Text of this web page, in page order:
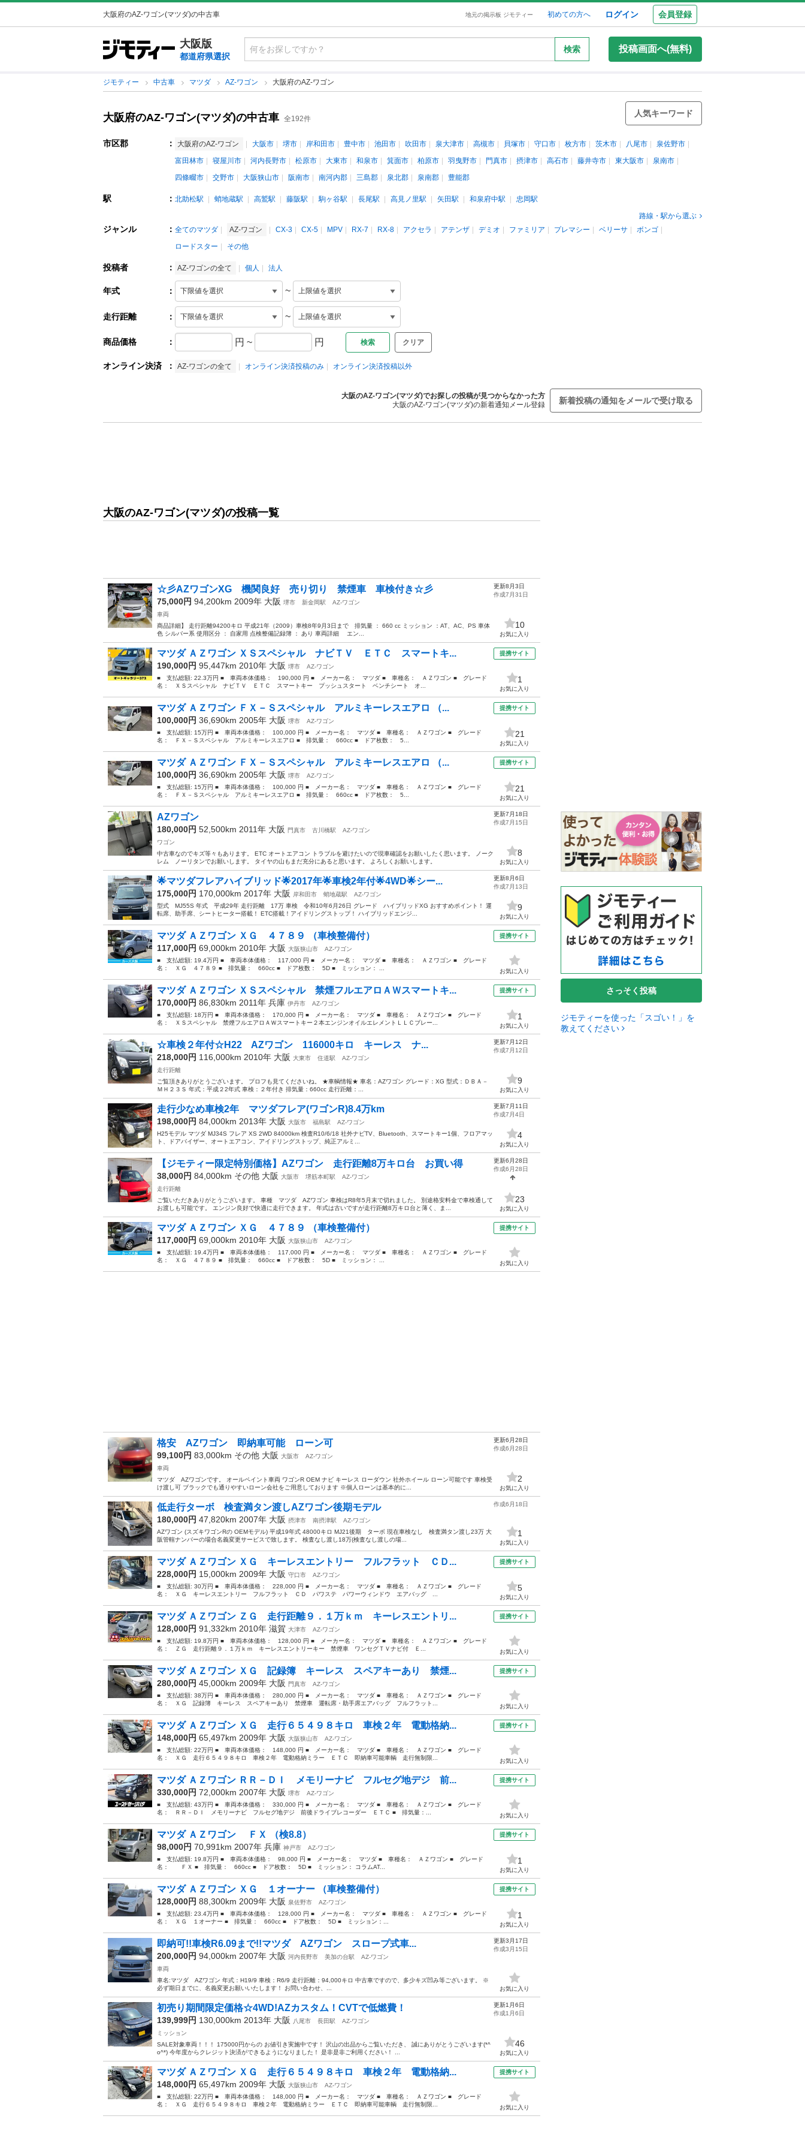
大阪府のAZ-ワゴン(マツダ)の中古車 地元の掲示板 ジモティー 初めての方へ ログイン 会員登録
大阪版
都道府県選択
検索 投稿画面へ(無料)
ジモティー 中古車 マツダ AZ-ワゴン 大阪府のAZ-ワゴン
大阪府のAZ-ワゴン(マツダ)の中古車 全192件
人気キーワード
市区郡 ： 大阪府のAZ-ワゴン 大阪市 堺市 岸和田市 豊中市 池田市 吹田市 泉大津市 高槻市 貝塚市 守口市 枚方市 茨木市 八尾市
泉佐野市
富田林市
寝屋川市 河内長野市 松原市 大東市 和泉市 箕面市 柏原市 羽曳野市 門真市 摂津市 高石市 藤井寺市 東大阪市
泉南市
四條畷市
交野市 大阪狭山市 阪南市 南河内郡 三島郡 泉北郡 泉南郡 豊能郡
駅 ： 北助松駅 蛸地蔵駅 高鷲駅 藤阪駅 駒ヶ谷駅 長尾駅 高見ノ里駅 矢田駅 和泉府中駅
忠岡駅
路線・駅から選ぶ
ジャンル ： 全てのマツダ AZ-ワゴン CX-3 CX-5 MPV RX-7 RX-8 アクセラ アテンザ デミオ ファミリア プレマシー ベリーサ
ボンゴ
ロードスター
その他
投稿者 ： AZ-ワゴンの全て 個人 法人
年式 ： ~
走行距離 ： ~
商品価格 ： 円 ~ 円 クリア
オンライン決済 ： AZ-ワゴンの全て オンライン決済投稿のみ オンライン決済投稿以外
大阪のAZ-ワゴン(マツダ)でお探しの投稿が見つからなかった方
大阪のAZ-ワゴン(マツダ)の新着通知メール登録
新着投稿の通知をメールで受け取る
大阪のAZ-ワゴン(マツダ)の投稿一覧
☆彡AZワゴンXG 機関良好 売り切り 禁煙車 車検付き☆彡
75,000円 94,200km 2009年 大阪 堺市 新金岡駅
AZ-ワゴン
車両
商品詳細】 走行距離94200キロ 平成21年（2009）車検8年9月3日まで 排気量 ： 660 cc ミッション ：AT、AC、PS 車体
色 シルバー系 使用区分 ： 自家用 点検整備記録簿 ： あり 車両詳細 エン...
更新8月3日
作成7月31日
10
お気に入り
マツダ ＡＺワゴン ＸＳスペシャル ナビＴＶ ＥＴＣ スマートキ...
190,000円 95,447km 2010年 大阪 堺市
AZ-ワゴン
■ 支払総額: 22.3万円 ■ 車両本体価格： 190,000 円 ■ メーカー名： マツダ ■ 車種名： ＡＺワゴン ■ グレード
名： ＸＳスペシャル ナビＴＶ ＥＴＣ スマートキー プッシュスタート ベンチシート オ...
提携サイト
1
お気に入り
マツダ ＡＺワゴン ＦＸ－Ｓスペシャル アルミキーレスエアロ （...
100,000円 36,690km 2005年 大阪 堺市
AZ-ワゴン
■ 支払総額: 15万円 ■ 車両本体価格： 100,000 円 ■ メーカー名： マツダ ■ 車種名： ＡＺワゴン ■ グレード
名： ＦＸ－Ｓスペシャル アルミキーレスエアロ ■ 排気量： 660cc ■ ドア枚数： 5...
提携サイト
21
お気に入り
マツダ ＡＺワゴン ＦＸ－Ｓスペシャル アルミキーレスエアロ （...
100,000円 36,690km 2005年 大阪 堺市
AZ-ワゴン
■ 支払総額: 15万円 ■ 車両本体価格： 100,000 円 ■ メーカー名： マツダ ■ 車種名： ＡＺワゴン ■ グレード
名： ＦＸ－Ｓスペシャル アルミキーレスエアロ ■ 排気量： 660cc ■ ドア枚数： 5...
提携サイト
21
お気に入り
AZワゴン
180,000円 52,500km 2011年 大阪 門真市 古川橋駅
AZ-ワゴン
ワゴン
中古車なのでキズ等々もあります。 ETC オートエアコン トラブルを避けたいので現車確認をお願いしたく思います。 ノーク
レム ノーリタンでお願いします。 タイヤの山もまだ充分にあると思います。 よろしくお願いします。
更新7月18日
作成7月15日
8
お気に入り
🌟マツダフレアハイブリッド🌟2017年🌟車検2年付🌟4WD🌟シー...
175,000円 170,000km 2017年 大阪 岸和田市 蛸地蔵駅
AZ-ワゴン
型式 MJ55S 年式 平成29年 走行距離 17万 車検 令和10年6月26日 グレード ハイブリッドXG おすすめポイント！ 運
転席、助手席、シートヒーター搭載！ ETC搭載！アイドリングストップ！ ハイブリッドエンジ...
更新8月6日
作成7月13日
9
お気に入り
マツダ ＡＺワゴン ＸＧ ４７８９ （車検整備付）
117,000円 69,000km 2010年 大阪 大阪狭山市
AZ-ワゴン
■ 支払総額: 19.4万円 ■ 車両本体価格： 117,000 円 ■ メーカー名： マツダ ■ 車種名： ＡＺワゴン ■ グレード
名： ＸＧ ４７８９ ■ 排気量： 660cc ■ ドア枚数： 5D ■ ミッション： ...
提携サイト
お気に入り
マツダ ＡＺワゴン ＸＳスペシャル 禁煙フルエアロＡＷスマートキ...
170,000円 86,830km 2011年 兵庫 伊丹市
AZ-ワゴン
■ 支払総額: 18万円 ■ 車両本体価格： 170,000 円 ■ メーカー名： マツダ ■ 車種名： ＡＺワゴン ■ グレード
名： ＸＳスペシャル 禁煙フルエアロＡＷスマートキー２本エンジンオイルエレメントＬＬＣブレー...
提携サイト
1
お気に入り
☆車検２年付☆H22 AZワゴン 116000キロ キーレス ナ...
218,000円 116,000km 2010年 大阪 大東市 住道駅
AZ-ワゴン
走行距離
ご覧頂きありがとうございます。 プロフも見てくださいね。 ★車輌情報★ 車名：AZワゴン グレード：XG 型式：ＤＢＡ－
ＭＨ２３Ｓ 年式：平成２2年式 車検：２年付き 排気量：660cc 走行距離：...
更新7月12日
作成7月12日
9
お気に入り
走行少なめ車検2年 マツダフレア(ワゴンR)8.4万km
198,000円 84,000km 2013年 大阪 大阪市 福島駅
AZ-ワゴン
H25モデル マツダ MJ34S フレア XS 2WD 84000km 検査R10/6/18 社外ナビTV、Bluetooth、スマートキー1個、フロアマッ
ト、ドアバイザー、オートエアコン、アイドリングストップ、純正アルミ...
更新7月11日
作成7月4日
4
お気に入り
【ジモティー限定特別価格】AZワゴン 走行距離8万キロ台 お買い得
38,000円 84,000km その他 大阪 大阪市 堺筋本町駅
AZ-ワゴン
走行距離
ご覧いただきありがとうございます。 車種 マツダ AZワゴン 車検はR8年5月末で切れました。 別途格安料金で車検通して
お渡しも可能です。 エンジン良好で快適に走行できます。 年式は古いですが走行距離8万キロ台と薄く、ま...
更新6月28日
作成6月28日
23
お気に入り
マツダ ＡＺワゴン ＸＧ ４７８９ （車検整備付）
117,000円 69,000km 2010年 大阪 大阪狭山市
AZ-ワゴン
■ 支払総額: 19.4万円 ■ 車両本体価格： 117,000 円 ■ メーカー名： マツダ ■ 車種名： ＡＺワゴン ■ グレード
名： ＸＧ ４７８９ ■ 排気量： 660cc ■ ドア枚数： 5D ■ ミッション： ...
提携サイト
お気に入り
格安 AZワゴン 即納車可能 ローン可
99,100円 83,000km その他 大阪 大阪市
AZ-ワゴン
車両
マツダ AZワゴンです。 オールペイント車両 ワゴンR OEM ナビ キーレス ローダウン 社外ホイール ローン可能です 車検受
け渡し可 ブラックでも通りやすいローン会社をご用意しております ※個人ローンは基本的に...
更新6月28日
作成6月28日
2
お気に入り
低走行ターボ 検査満タン渡しAZワゴン後期モデル
180,000円 47,820km 2007年 大阪 摂津市 南摂津駅
AZ-ワゴン
AZワゴン (スズキワゴンRの OEMモデル) 平成19年式 48000キロ MJ21後期 ターボ 現在車検なし 検査満タン渡し23万 大
阪管轄ナンバーの場合名義変更サービスで致します。 検査なし渡し18万(検査なし渡しの場...
作成6月18日
1
お気に入り
マツダ ＡＺワゴン ＸＧ キーレスエントリー フルフラット ＣＤ...
228,000円 15,000km 2009年 大阪 守口市
AZ-ワゴン
■ 支払総額: 30万円 ■ 車両本体価格： 228,000 円 ■ メーカー名： マツダ ■ 車種名： ＡＺワゴン ■ グレード
名： ＸＧ キーレスエントリー フルフラット ＣＤ パワステ パワーウィンドウ エアバッグ ...
提携サイト
5
お気に入り
マツダ ＡＺワゴン ＺＧ 走行距離９．１万ｋｍ キーレスエントリ...
128,000円 91,332km 2010年 滋賀 大津市
AZ-ワゴン
■ 支払総額: 19.8万円 ■ 車両本体価格： 128,000 円 ■ メーカー名： マツダ ■ 車種名： ＡＺワゴン ■ グレード
名： ＺＧ 走行距離９．１万ｋｍ キーレスエントリーキー 禁煙車 ワンセグＴＶナビ付 Ｅ...
提携サイト
お気に入り
マツダ ＡＺワゴン ＸＧ 記録簿 キーレス スペアキーあり 禁煙...
280,000円 45,000km 2009年 大阪 門真市
AZ-ワゴン
■ 支払総額: 38万円 ■ 車両本体価格： 280,000 円 ■ メーカー名： マツダ ■ 車種名： ＡＺワゴン ■ グレード
名： ＸＧ 記録簿 キーレス スペアキーあり 禁煙車 運転席・助手席エアバッグ フルフラット...
提携サイト
お気に入り
マツダ ＡＺワゴン ＸＧ 走行６５４９８キロ 車検２年 電動格納...
148,000円 65,497km 2009年 大阪 大阪狭山市
AZ-ワゴン
■ 支払総額: 22万円 ■ 車両本体価格： 148,000 円 ■ メーカー名： マツダ ■ 車種名： ＡＺワゴン ■ グレード
名： ＸＧ 走行６５４９８キロ 車検２年 電動格納ミラー ＥＴＣ 即納車可能車輌 走行無制限...
提携サイト
お気に入り
マツダ ＡＺワゴン ＲＲ－ＤＩ メモリーナビ フルセグ地デジ 前...
330,000円 72,000km 2007年 大阪 堺市
AZ-ワゴン
■ 支払総額: 43万円 ■ 車両本体価格： 330,000 円 ■ メーカー名： マツダ ■ 車種名： ＡＺワゴン ■ グレード
名： ＲＲ－ＤＩ メモリーナビ フルセグ地デジ 前後ドライブレコーダー ＥＴＣ ■ 排気量：...
提携サイト
お気に入り
マツダ ＡＺワゴン ＦＸ （検8.8）
98,000円 70,991km 2007年 兵庫 神戸市
AZ-ワゴン
■ 支払総額: 19.8万円 ■ 車両本体価格： 98,000 円 ■ メーカー名： マツダ ■ 車種名： ＡＺワゴン ■ グレード
名： ＦＸ ■ 排気量： 660cc ■ ドア枚数： 5D ■ ミッション： コラムAT...
提携サイト
1
お気に入り
マツダ ＡＺワゴン ＸＧ １オーナー （車検整備付）
128,000円 88,300km 2009年 大阪 泉佐野市
AZ-ワゴン
■ 支払総額: 23.4万円 ■ 車両本体価格： 128,000 円 ■ メーカー名： マツダ ■ 車種名： ＡＺワゴン ■ グレード
名： ＸＧ １オーナー ■ 排気量： 660cc ■ ドア枚数： 5D ■ ミッション：...
提携サイト
1
お気に入り
即納可!!車検R6.09まで!!マツダ AZワゴン スロープ式車...
200,000円 94,000km 2007年 大阪 河内長野市 美加の台駅
AZ-ワゴン
車両
車名:マツダ AZワゴン 年式：H19/9 車検：R6/9 走行距離：94,000キロ 中古車ですので、多少キズ凹み等ございます。 ※
必ず期日までに、名義変更お願いいたします！ お問い合わせ、...
更新3月17日
作成3月15日
お気に入り
初売り期間限定価格☆4WD!AZカスタム！CVTで低燃費！
139,999円 130,000km 2013年 大阪 八尾市 長田駅
AZ-ワゴン
ミッション
SALE対象車両！！！ 175000円からの お値引き実施中です！ 沢山の出品からご覧いただき、 誠にありがとうございます(*^
o^*) 今年度からクレジット決済ができるようになりました！ 是非是非ご利用ください！ ...
更新1月6日
作成1月6日
46
お気に入り
マツダ ＡＺワゴン ＸＧ 走行６５４９８キロ 車検２年 電動格納...
148,000円 65,497km 2009年 大阪 大阪狭山市
AZ-ワゴン
■ 支払総額: 22万円 ■ 車両本体価格： 148,000 円 ■ メーカー名： マツダ ■ 車種名： ＡＺワゴン ■ グレード
名： ＸＧ 走行６５４９８キロ 車検２年 電動格納ミラー ＥＴＣ 即納車可能車輌 走行無制限...
提携サイト
お気に入り
さっそく投稿
ジモティーを使った「スゴい！」を
教えてください